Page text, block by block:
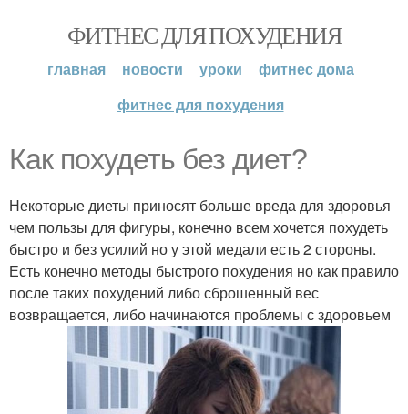
ФИТНЕС ДЛЯ ПОХУДЕНИЯ
главная новости уроки
фитнес дома
фитнес для похудения
Как похудеть без диет?
Некоторые диеты приносят больше вреда для здоровья
чем пользы для фигуры, конечно всем хочется похудеть
быстро и без усилий но у этой медали есть 2 стороны.
Есть конечно методы быстрого похудения но как правило
после таких похудений либо сброшенный вес
возвращается, либо начинаются проблемы с здоровьем